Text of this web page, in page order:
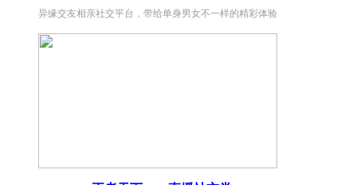
异缘交友相亲社交平台，带给单身男女不一样的精彩体验